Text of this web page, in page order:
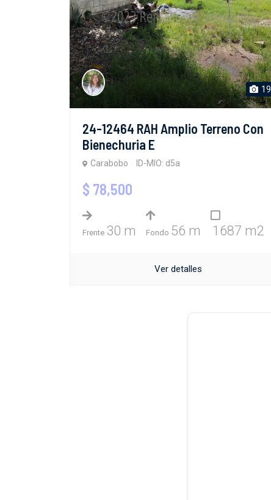
19
24-12464 RAH Amplio Terreno Con
Bienechuria E
Carabobo ID-MIO: d5a
$ 78,500
Frente 30 m Fondo 56 m 1687 m2
Ver detalles